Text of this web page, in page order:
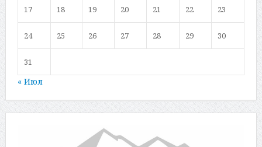
17 18 19 20 21 22 23
24 25 26 27 28 29 30
31
« Июл